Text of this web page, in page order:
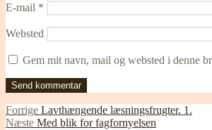
E-mail *
Websted
Gem mit navn, mail og websted i denne
Indlægsnavigation
Forrige Forrige
indlæg:
Lavthængende læsningsfrugter. 1.
Næste Næste
Med blik for fagfornyelsen